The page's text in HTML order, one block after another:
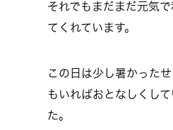
それでもまだまだ元気
てくれています。
この日は少し暑かった
もいればおとなしくし
た。